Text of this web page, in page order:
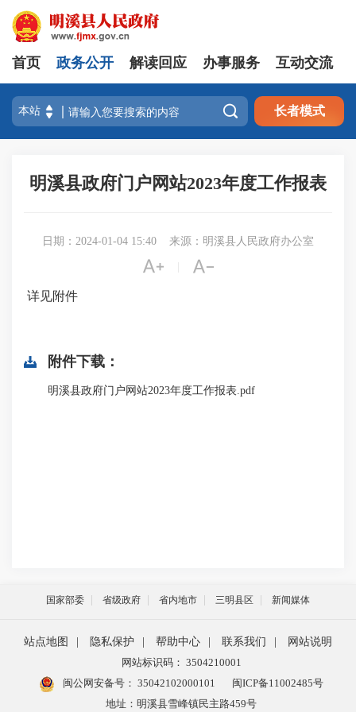
首页 政务公开 解读回应 办事服务 互动交流
 长者模式
明溪县政府门户网站2023年度工作报表
日期：2024-01-04 15:40 来源：明溪县人民政府办公室
 
详见附件
附件下载：
明溪县政府门户网站2023年度工作报表.pdf
国家部委 省级政府 省内地市 三明县区 新闻媒体
站点地图 隐私保护 帮助中心 联系我们
网站说明
网站标识码： 3504210001
闽公网安备号： 35042102000101
闽ICP备11002485号
地址：明溪县雪峰镇民主路459号